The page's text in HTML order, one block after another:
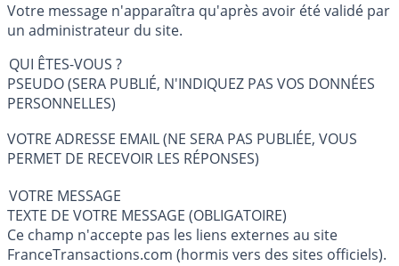
Votre message n'apparaîtra qu'après avoir été validé par
un administrateur du site.
QUI ÊTES-VOUS ?
PSEUDO (SERA PUBLIÉ, N'INDIQUEZ PAS VOS DONNÉES
PERSONNELLES)
VOTRE ADRESSE EMAIL (NE SERA PAS PUBLIÉE, VOUS
PERMET DE RECEVOIR LES RÉPONSES)
VOTRE MESSAGE
TEXTE DE VOTRE MESSAGE (OBLIGATOIRE)
Ce champ n'accepte pas les liens externes au site
FranceTransactions.com (hormis vers des sites officiels).